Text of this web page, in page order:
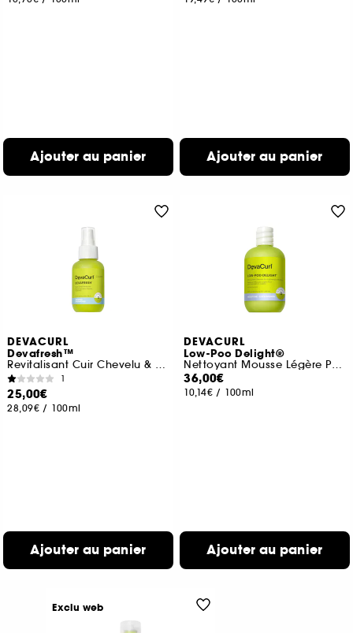
Ajouter au panier Ajouter au panier
DEVACURL
Devafresh™
Revitalisant Cuir Chevelu & Cheveux
1
25,00€
28,09€ / 100ml
Ajouter au panier
DEVACURL
Low-Poo Delight®
Nettoyant Mousse Légère Pour Une Hydratation Légère
36,00€
10,14€ / 100ml
Ajouter au panier
Exclu web